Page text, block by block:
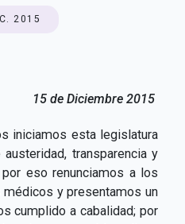
2015
15 de Diciembre 2015
iniciamos esta legislatura
transparencia y
eso renunciamos a los
y presentamos un
cumplido a cabalidad; por